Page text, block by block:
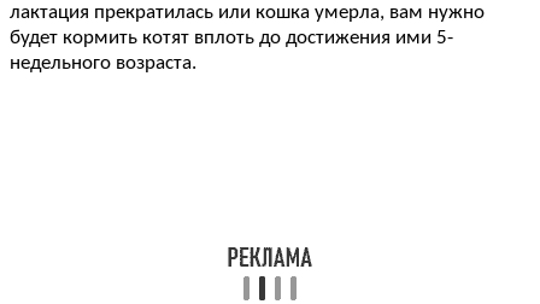
лактация прекратилась или кошка умерла, вам нужно
будет кормить котят вплоть до достижения ими 5-
недельного возраста.